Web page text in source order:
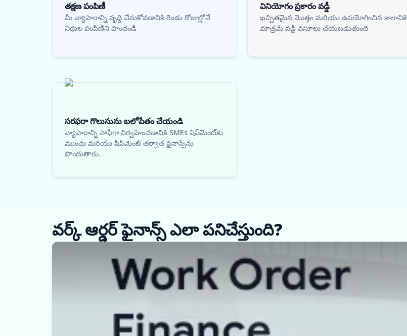
తక్షణ పంపిణీ
మీ వ్యాపారాన్ని వృద్ధి చేసుకోవడానికి రెండు రోజుల్లోనే
నిధుల పంపిణీని పొందండి
వినియోగం ప్రకారం వడ్డీ
ఖచ్చితమైన మొత్తం మరియు ఉపయోగించిన కాలానికి
మాత్రమే వడ్డీ వసూలు చేయబడుతుంది
సరఫరా గొలుసును బలోపేతం చేయండి
వ్యాపారాన్ని సాఫీగా నిర్వహించడానికి SMEs షిప్‌మెంట్‌కు
ముందు మరియు షిప్‌మెంట్ తర్వాత ఫైనాన్స్‌ను
పొందుతారు.
వర్క్ ఆర్డర్ ఫైనాన్స్ ఎలా పనిచేస్తుంది?